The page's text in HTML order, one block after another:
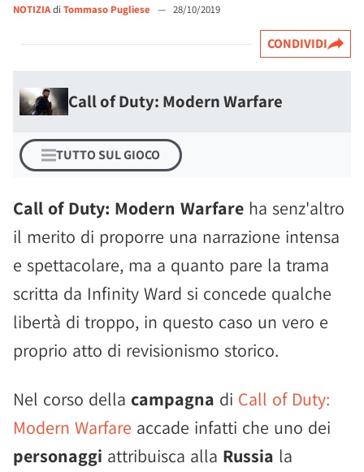
NOTIZIAdi Tommaso Pugliese — 28/10/2019
CONDIVIDI
Call of Duty: Modern Warfare
TUTTO SUL GIOCO
Call of Duty: Modern Warfare ha senz'altro
il merito di proporre una narrazione intensa
e spettacolare, ma a quanto pare la trama
scritta da Infinity Ward si concede qualche
libertà di troppo, in questo caso un vero e
proprio atto di revisionismo storico.
Nel corso della campagna di Call of Duty:
Modern Warfare accade infatti che uno dei
personaggi attribuisca alla Russia la